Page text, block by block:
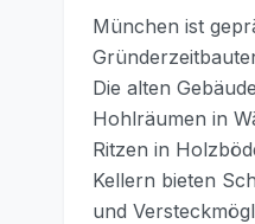
München ist
Die alten
Hohlräumen in
Ritzen in
Kellern bieten
und